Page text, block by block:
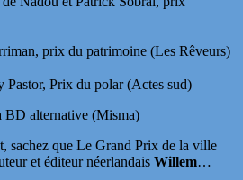
prix du patrimoine (Les Rêveurs)
Pastor, Prix du polar (Actes sud)
BD alternative (Misma)
sachez que Le Grand Prix de la ville
et éditeur néerlandais Willem…